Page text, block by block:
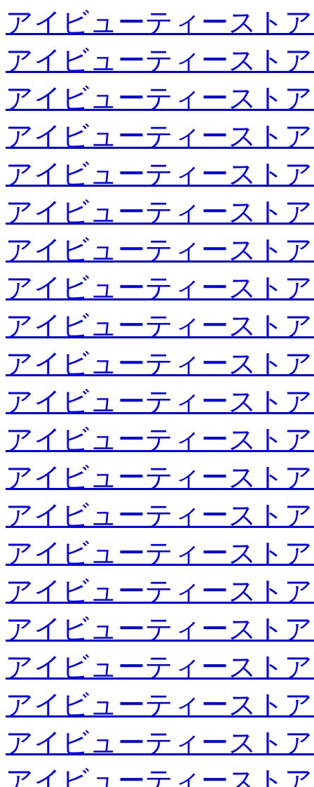
アイビューティースト
アイビューティースト
アイビューティースト
アイビューティースト
アイビューティースト
アイビューティースト
アイビューティースト
アイビューティースト
アイビューティースト
アイビューティースト
アイビューティースト
アイビューティースト
アイビューティースト
アイビューティースト
アイビューティースト
アイビューティースト
アイビューティースト
アイビューティースト
アイビューティースト
アイビューティースト
アイビューティースト